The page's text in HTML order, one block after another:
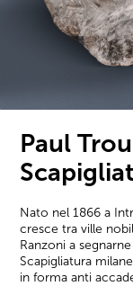
Paul
Nato nel 1866 a
cresce tra ville
Ranzoni a
Scapigliatura
in forma anti